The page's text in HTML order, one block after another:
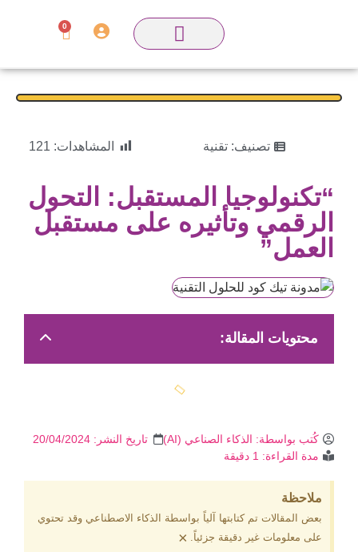
0
تصنيف: تقنية المشاهدات: 121
“تكنولوجيا المستقبل: التحول
الرقمي وتأثيره على مستقبل
العمل”
محتويات المقالة:
كُتب بواسطة: الذكاء الصناعي (AI) تاريخ النشر: 20/04/2024
مدة القراءة: 1 دقيقة
ملاحظة
بعض المقالات تم كتابتها آلياً بواسطة الذكاء الاصطناعي وقد تحتوي
على معلومات غير دقيقة جزئياً. ×